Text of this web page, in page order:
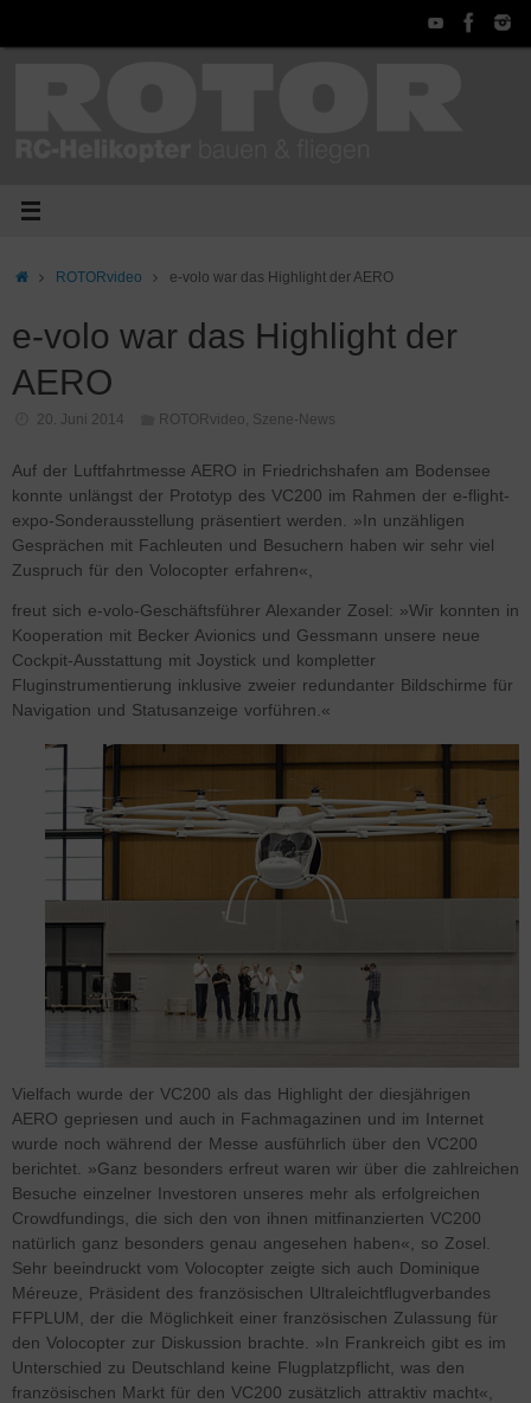
StartROTORvideo e-volo war das Highlight der AERO
e-volo war das Highlight der
AERO
20. Juni 2014 ROTORvideo, Szene-News
Auf der Luftfahrtmesse AERO in Friedrichshafen am Bodensee
konnte unlängst der Prototyp des VC200 im Rahmen der e-flight-
expo-Sonderausstellung präsentiert werden. »In unzähligen
Gesprächen mit Fachleuten und Besuchern haben wir sehr viel
Zuspruch für den Volocopter erfahren«,
freut sich e-volo-Geschäftsführer Alexander Zosel: »Wir konnten in
Kooperation mit Becker Avionics und Gessmann unsere neue
Cockpit-Ausstattung mit Joystick und kompletter
Fluginstrumentierung inklusive zweier redundanter Bildschirme für
Navigation und Statusanzeige vorführen.«
Vielfach wurde der VC200 als das Highlight der diesjährigen
AERO gepriesen und auch in Fachmagazinen und im Internet
wurde noch während der Messe ausführlich über den VC200
berichtet. »Ganz besonders erfreut waren wir über die zahlreichen
Besuche einzelner Investoren unseres mehr als erfolgreichen
Crowdfundings, die sich den von ihnen mitfinanzierten VC200
natürlich ganz besonders genau angesehen haben«, so Zosel.
Sehr beeindruckt vom Volocopter zeigte sich auch Dominique
Méreuze, Präsident des französischen Ultraleichtflugverbandes
FFPLUM, der die Möglichkeit einer französischen Zulassung für
den Volocopter zur Diskussion brachte. »In Frankreich gibt es im
Unterschied zu Deutschland keine Flugplatzpflicht, was den
französischen Markt für den VC200 zusätzlich attraktiv macht«,